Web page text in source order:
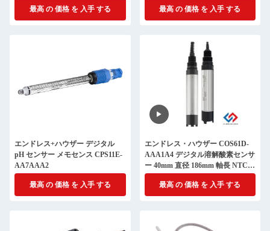
最高 の 価格 を 入手 する 最高 の 価格 を 入手 する
エンドレス+ハウザー デジタル
pH センサー メモセンス CPS11E-
AA7AAA2
最高 の 価格 を 入手 する
エンドレス・ハウザー COS61D-
AAA1A4 デジタル溶解酸素センサ
ー 40mm 直径 186mm 軸長 NTC
30K 温度センサー
最高 の 価格 を 入手 する